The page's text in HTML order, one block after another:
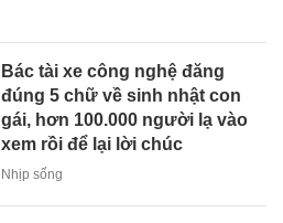
Bác tài xe công nghệ đăng
đúng 5 chữ về sinh nhật con
gái, hơn 100.000 người lạ vào
xem rồi để lại lời chúc
Nhịp sống